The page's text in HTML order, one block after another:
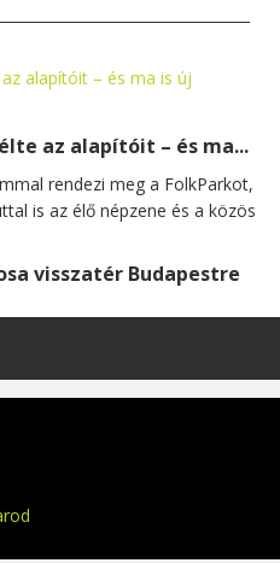
az alapítóit – és ma...
rendezi meg a FolkParkot,
is az élő népzene és a közös
visszatér Budapestre